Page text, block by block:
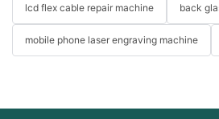
lcd flex cable repair machine back
mobile phone laser engraving machine